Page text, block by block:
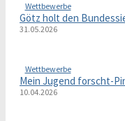
Wettbewerbe
Götz holt den
31.05.2026
Wettbewerbe
Mein Jugend forscht-
10.04.2026